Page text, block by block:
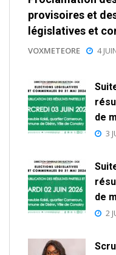
provisoires et
législatives et
VOXMETEORE 4
de
3
de
2